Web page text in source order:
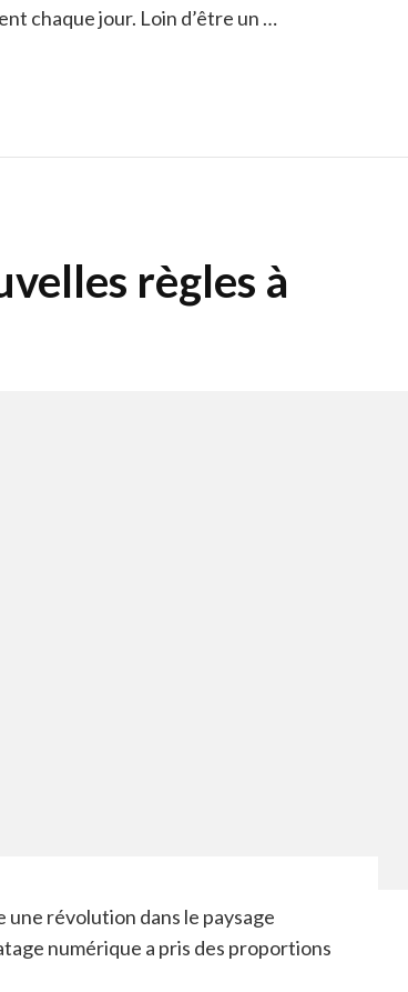
chaque jour. Loin d’être un …
règles à
une révolution dans le paysage
numérique a pris des proportions